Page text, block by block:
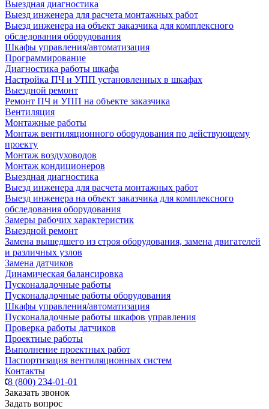
Выездная диагностика
Выезд инженера для расчета монтажных работ
Выезд инженера на объект заказчика для комплексного
обследования оборудования
Шкафы управления/автоматизация
Программирование
Диагностика работы шкафа
Настройка ПЧ и УПП установленных в шкафах
Выездной ремонт
Ремонт ПЧ и УПП на объекте заказчика
Вентиляция
Монтажные работы
Монтаж вентиляционного оборудования по действующему
проекту
Монтаж воздуховодов
Монтаж кондиционеров
Выездная диагностика
Выезд инженера для расчета монтажных работ
Выезд инженера на объект заказчика для комплексного
обследования оборудования
Замеры рабочих характеристик
Выездной ремонт
Замена вышедшего из строя оборудования, замена двигателей
и различных узлов
Замена датчиков
Динамическая балансировка
Пусконаладочные работы
Пусконаладочные работы оборудования
Шкафы управления/автоматизация
Пусконаладочные работы шкафов управления
Проверка работы датчиков
Проектные работы
Выполнение проектных работ
Паспортизация вентиляционных систем
Контакты
8 (800) 234-01-01
Заказать звонок
Задать вопрос